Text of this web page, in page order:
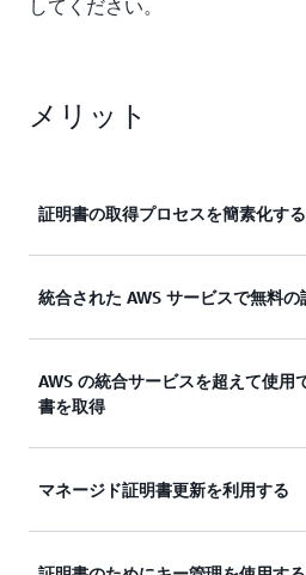
してください。
メリット
証明書の取得プロセスを簡素化する
AWS、ハイブリッド、また
詳細を確認する
統合された AWS サービスで無料
証明書マネージャーと統合さ
は、Amazon CloudFront、
詳細を確認する
AWS の統合サービスを超えて使用
書を取得
EC2 インスタンス、コンテナ
マネージド証明書更新を利用する